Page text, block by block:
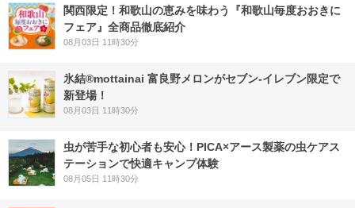
関西限定！和歌山の恵みを味わう『和歌山毎度おおきに
フェア』全商品徹底紹介
08月03日 11時30分
氷結®mottainai 富良野メロンがセブン‐イレブン限定で
新登場！
08月03日 11時30分
虫が苦手な初心者も安心！PICA×アース製薬の虫ケアス
テーションで快適キャンプ体験
08月05日 11時30分